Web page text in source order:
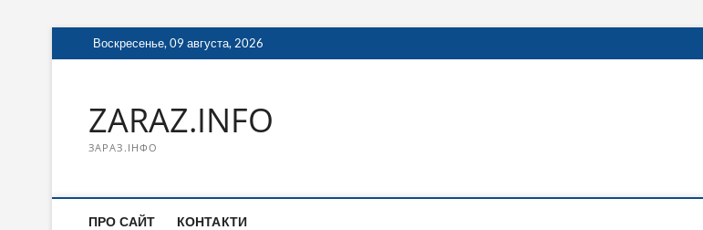
Перейти
к
Воскресенье, 09 августа, 2026
ZARAZ.INFO
ЗАРАЗ.ІНФО
ПРО САЙТ КОНТАКТИ